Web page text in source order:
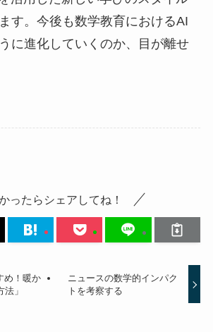
す。今後も数学教育におけるAI
に進化していくのか、目が離せ
ったらシェアしてね！
め！暖か
」
ニュースの数学的インパク
トを考察する